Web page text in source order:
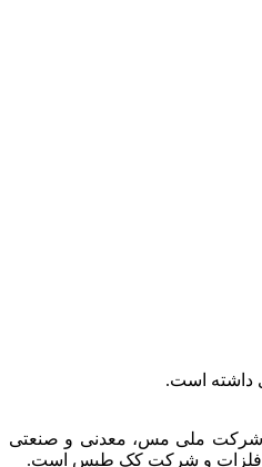
داشته است.
شرکت ملی مس، معدنی و صنعتی
و فلزات و شرکت کک طبس است.